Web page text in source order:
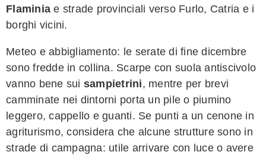
Flaminia e strade provinciali verso Furlo, Catria e i
borghi vicini.
Meteo e abbigliamento: le serate di fine dicembre
sono fredde in collina. Scarpe con suola antiscivolo
vanno bene sui sampietrini, mentre per brevi
camminate nei dintorni porta un pile o piumino
leggero, cappello e guanti. Se punti a un cenone in
agriturismo, considera che alcune strutture sono in
strade di campagna: utile arrivare con luce o avere